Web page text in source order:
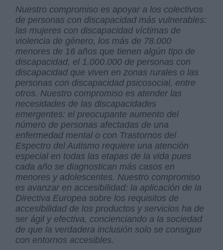
Nuestro compromiso es apoyar a los colectivos
de personas con discapacidad más vulnerables:
las mujeres con discapacidad víctimas de
violencia de género, los más de 78.000
menores de 16 años que tienen algún tipo de
discapacidad, el 1.000.000 de personas con
discapacidad que viven en zonas rurales o las
personas con discapacidad psicosocial, entre
otros. Nuestro compromiso es atender las
necesidades de las discapacidades
emergentes: el preocupante aumento del
número de personas afectadas de una
enfermedad mental o con Trastornos del
Espectro del Autismo requiere una atención
especial en todas las etapas de la vida pues
cada año se diagnostican más casos en
menores y adolescentes. Nuestro compromiso
es avanzar en accesibilidad: la aplicación de la
Directiva Europea sobre los requisitos de
accesibilidad de los productos y servicios ha de
ser ágil y efectiva, concienciando a la sociedad
de que la verdadera inclusión solo se consigue
con entornos accesibles.